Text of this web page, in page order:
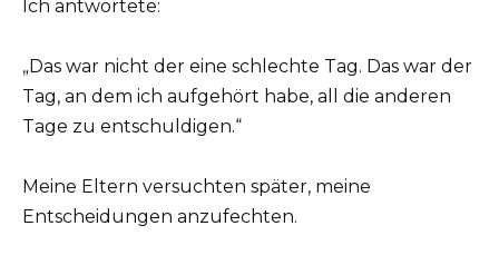
Ich antwortete:
„Das war nicht der eine schlechte Tag. Das war der
Tag, an dem ich aufgehört habe, all die anderen
Tage zu entschuldigen.“
Meine Eltern versuchten später, meine
Entscheidungen anzufechten.